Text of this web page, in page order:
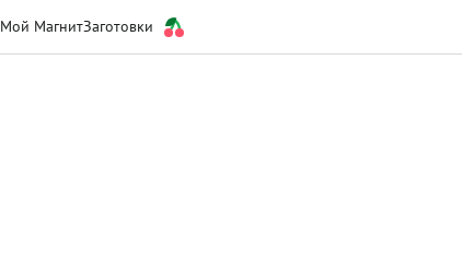
Мой МагнитЗаготовки